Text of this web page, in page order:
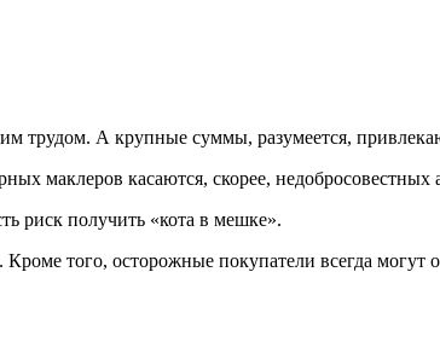
трудом. А крупные суммы, разумеется,
маклеров касаются, скорее, недобросовестных
риск получить «кота в мешке».
того, осторожные покупатели всегда могут